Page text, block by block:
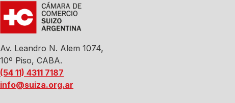
Av. Leandro N. Alem 1074,
10º Piso, CABA.
(54 11) 4311 7187
info@suiza.org.ar